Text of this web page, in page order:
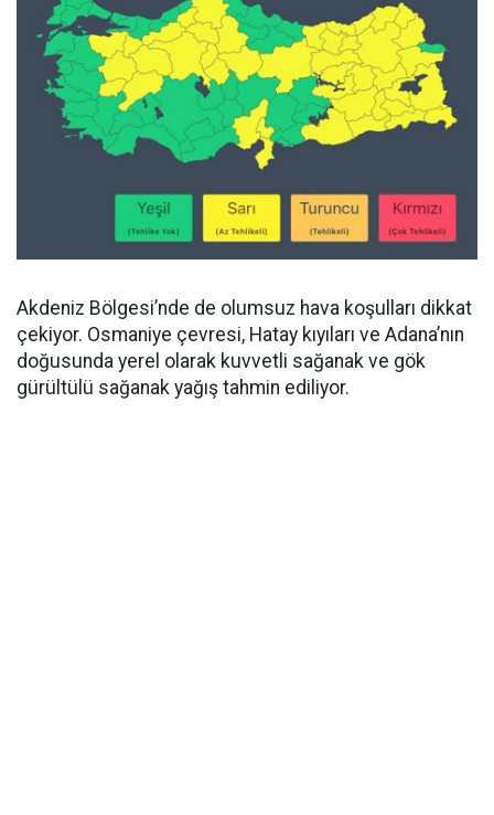
Akdeniz Bölgesi’nde de olumsuz hava koşulları dikkat
çekiyor. Osmaniye çevresi, Hatay kıyıları ve Adana’nın
doğusunda yerel olarak kuvvetli sağanak ve gök
gürültülü sağanak yağış tahmin ediliyor.